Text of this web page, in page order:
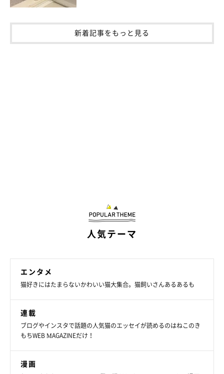
「ネネと家族になれてよかった」
「おねだり顔」のネネちゃん
最後に、ネネちゃんと一緒にいて幸せ・楽しいと感じるのはどの
新着記事をもっと見る
人気テーマ
エンタメ
猫好きにはたまらないかわいい猫大集合。猫飼いさんあるあるも
連載
ブログやインスタで話題の人気猫のエッセイが読めるのはねこのき
もちWEB MAGAZINEだけ！
漫画